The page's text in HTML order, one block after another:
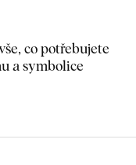
co potřebujete
a symbolice